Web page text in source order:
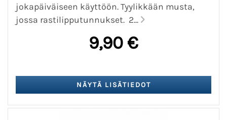
jokapäiväiseen käyttöön. Tyylikkään musta,
jossa rastilipputunnukset. 2...
9,90 €